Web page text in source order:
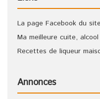
La page Facebook du
Ma meilleure cuite, alcool
Recettes de liqueur
Annonces